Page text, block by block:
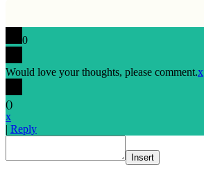
0
Would love your thoughts, please comment.x
()
x
| Reply
Insert